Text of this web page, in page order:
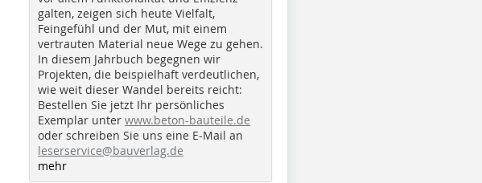
galten, zeigen sich heute Vielfalt,
Feingefühl und der Mut, mit einem
vertrauten Material neue Wege zu gehen.
In diesem Jahrbuch begegnen wir
Projekten, die beispielhaft verdeutlichen,
wie weit dieser Wandel bereits reicht:
Bestellen Sie jetzt Ihr persönliches
Exemplar unter www.beton-bauteile.de
oder schreiben Sie uns eine E-Mail an
leserservice@bauverlag.de
mehr